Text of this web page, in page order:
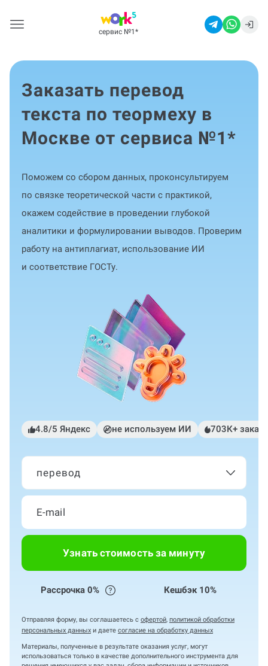
сервис №1 *
Заказать перевод
текста по теормеху в
Москве от сервиса №1*
Поможем со сбором данных, проконсультируем
по связке теоретической части с практикой,
окажем содействие в проведении глубокой
аналитики и формулировании выводов. Проверим
работу на антиплагиат, использование ИИ
и соответствие ГОСТу.
4.8/5 Яндекс не используем ИИ 703К+
перевод
Узнать стоимость за минуту
Рассрочка 0% Кешбэк 10%
Отправляя форму, вы соглашаетесь с офертой, политикой обработки
персональных данных и даете согласие на обработку данных
Материалы, полученные в результате оказания услуг, могут
использоваться только в качестве дополнительного инструмента для